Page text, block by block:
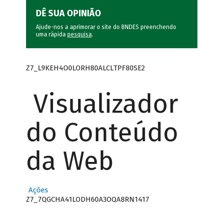
DÊ SUA OPINIÃO
Ajude-nos a aprimorar o site do BNDES preenchendo
uma rápida pesquisa.
Z7_L9KEH4O0LORH80ALCLTPF80SE2
Visualizador
do Conteúdo
da Web
Ações
Z7_7QGCHA41LODH60A3OQA8RN1417